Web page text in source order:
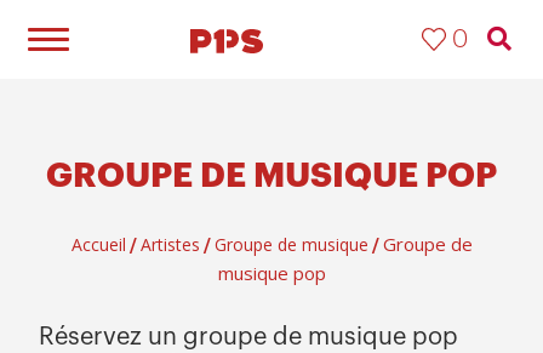
0
GROUPE DE MUSIQUE POP
Accueil / Artistes / Groupe de musique / Groupe de
musique pop
Réservez un groupe de musique pop